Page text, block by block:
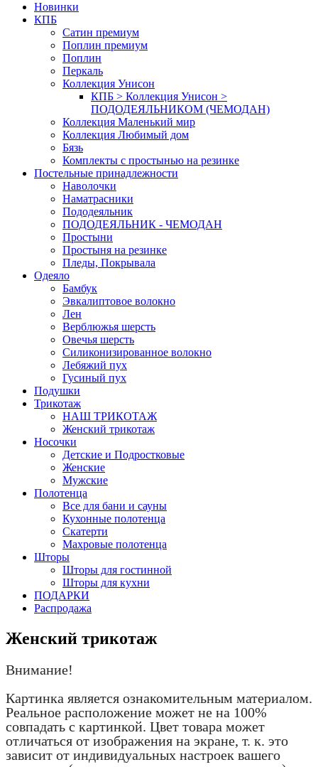
Новинки
КПБ
Сатин премиум
Поплин премиум
Поплин
Перкаль
Коллекция Унисон
КПБ > Коллекция Унисон >
ПОДОДЕЯЛЬНИКОМ (ЧЕМОДАН)
Коллекция Маленький мир
Коллекция Любимый дом
Бязь
Комплекты с простынью на резинке
Постельные принадлежности
Наволочки
Наматрасники
Пододеяльник
ПОДОДЕЯЛЬНИК - ЧЕМОДАН
Простыни
Простыня на резинке
Пледы, Покрывала
Одеяло
Бамбук
Эвкалиптовое волокно
Лен
Верблюжья шерсть
Овечья шерсть
Силиконизированное волокно
Лебяжий пух
Гусиный пух
Подушки
Трикотаж
НАШ ТРИКОТАЖ
Женский трикотаж
Носочки
Детские и Подростковые
Женские
Мужские
Полотенца
Все для бани и сауны
Кухонные полотенца
Скатерти
Махровые полотенца
Шторы
Шторы для гостинной
Шторы для кухни
ПОДАРКИ
Распродажа
Женский трикотаж
Внимание!
Картинка является ознакомительным материалом.
Реальное расположение может не на 100%
совпадать с картинкой. Цвет товара может
отличаться от изображения на экране, т. к. это
зависит от индивидуальных настроек вашего